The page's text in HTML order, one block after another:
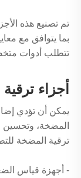
بما يتوافق مع
تتطلب أدوات
أجزاء ترقية
يمكن أن تؤدي
المضخة، وتحسين
ترقية المضخة
- أجهزة قياس